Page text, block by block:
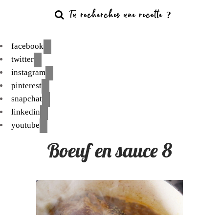
facebook
twitter
instagram
pinterest
snapchat
linkedin
youtube
Boeuf en sauce 8